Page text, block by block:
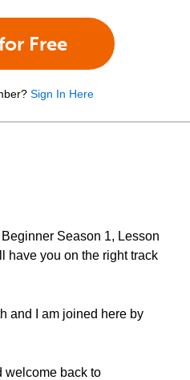
Free
Sign In Here
Season 1, Lesson
have you on the right track
and I am joined here by
welcome back to